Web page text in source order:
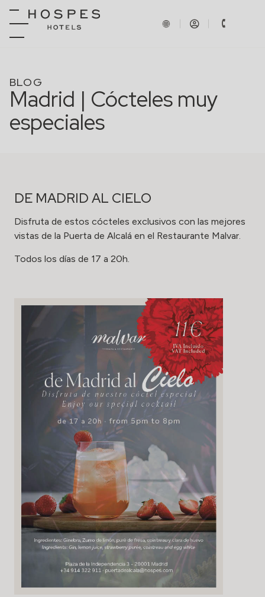
BLOG
Madrid | Cócteles muy
especiales
DE MADRID AL CIELO
Disfruta de estos cócteles exclusivos con las mejores
vistas de la Puerta de Alcalá en el Restaurante Malvar.
Todos los días de 17 a 20h.